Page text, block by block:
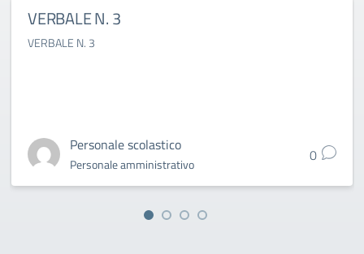
VERBALE N. 3
VERBALE N. 3
Personale scolastico
Personale amministrativo 0